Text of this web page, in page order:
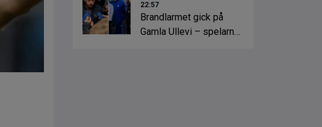
22:57
Brandlarmet gick på
Gamla Ullevi – spelarna